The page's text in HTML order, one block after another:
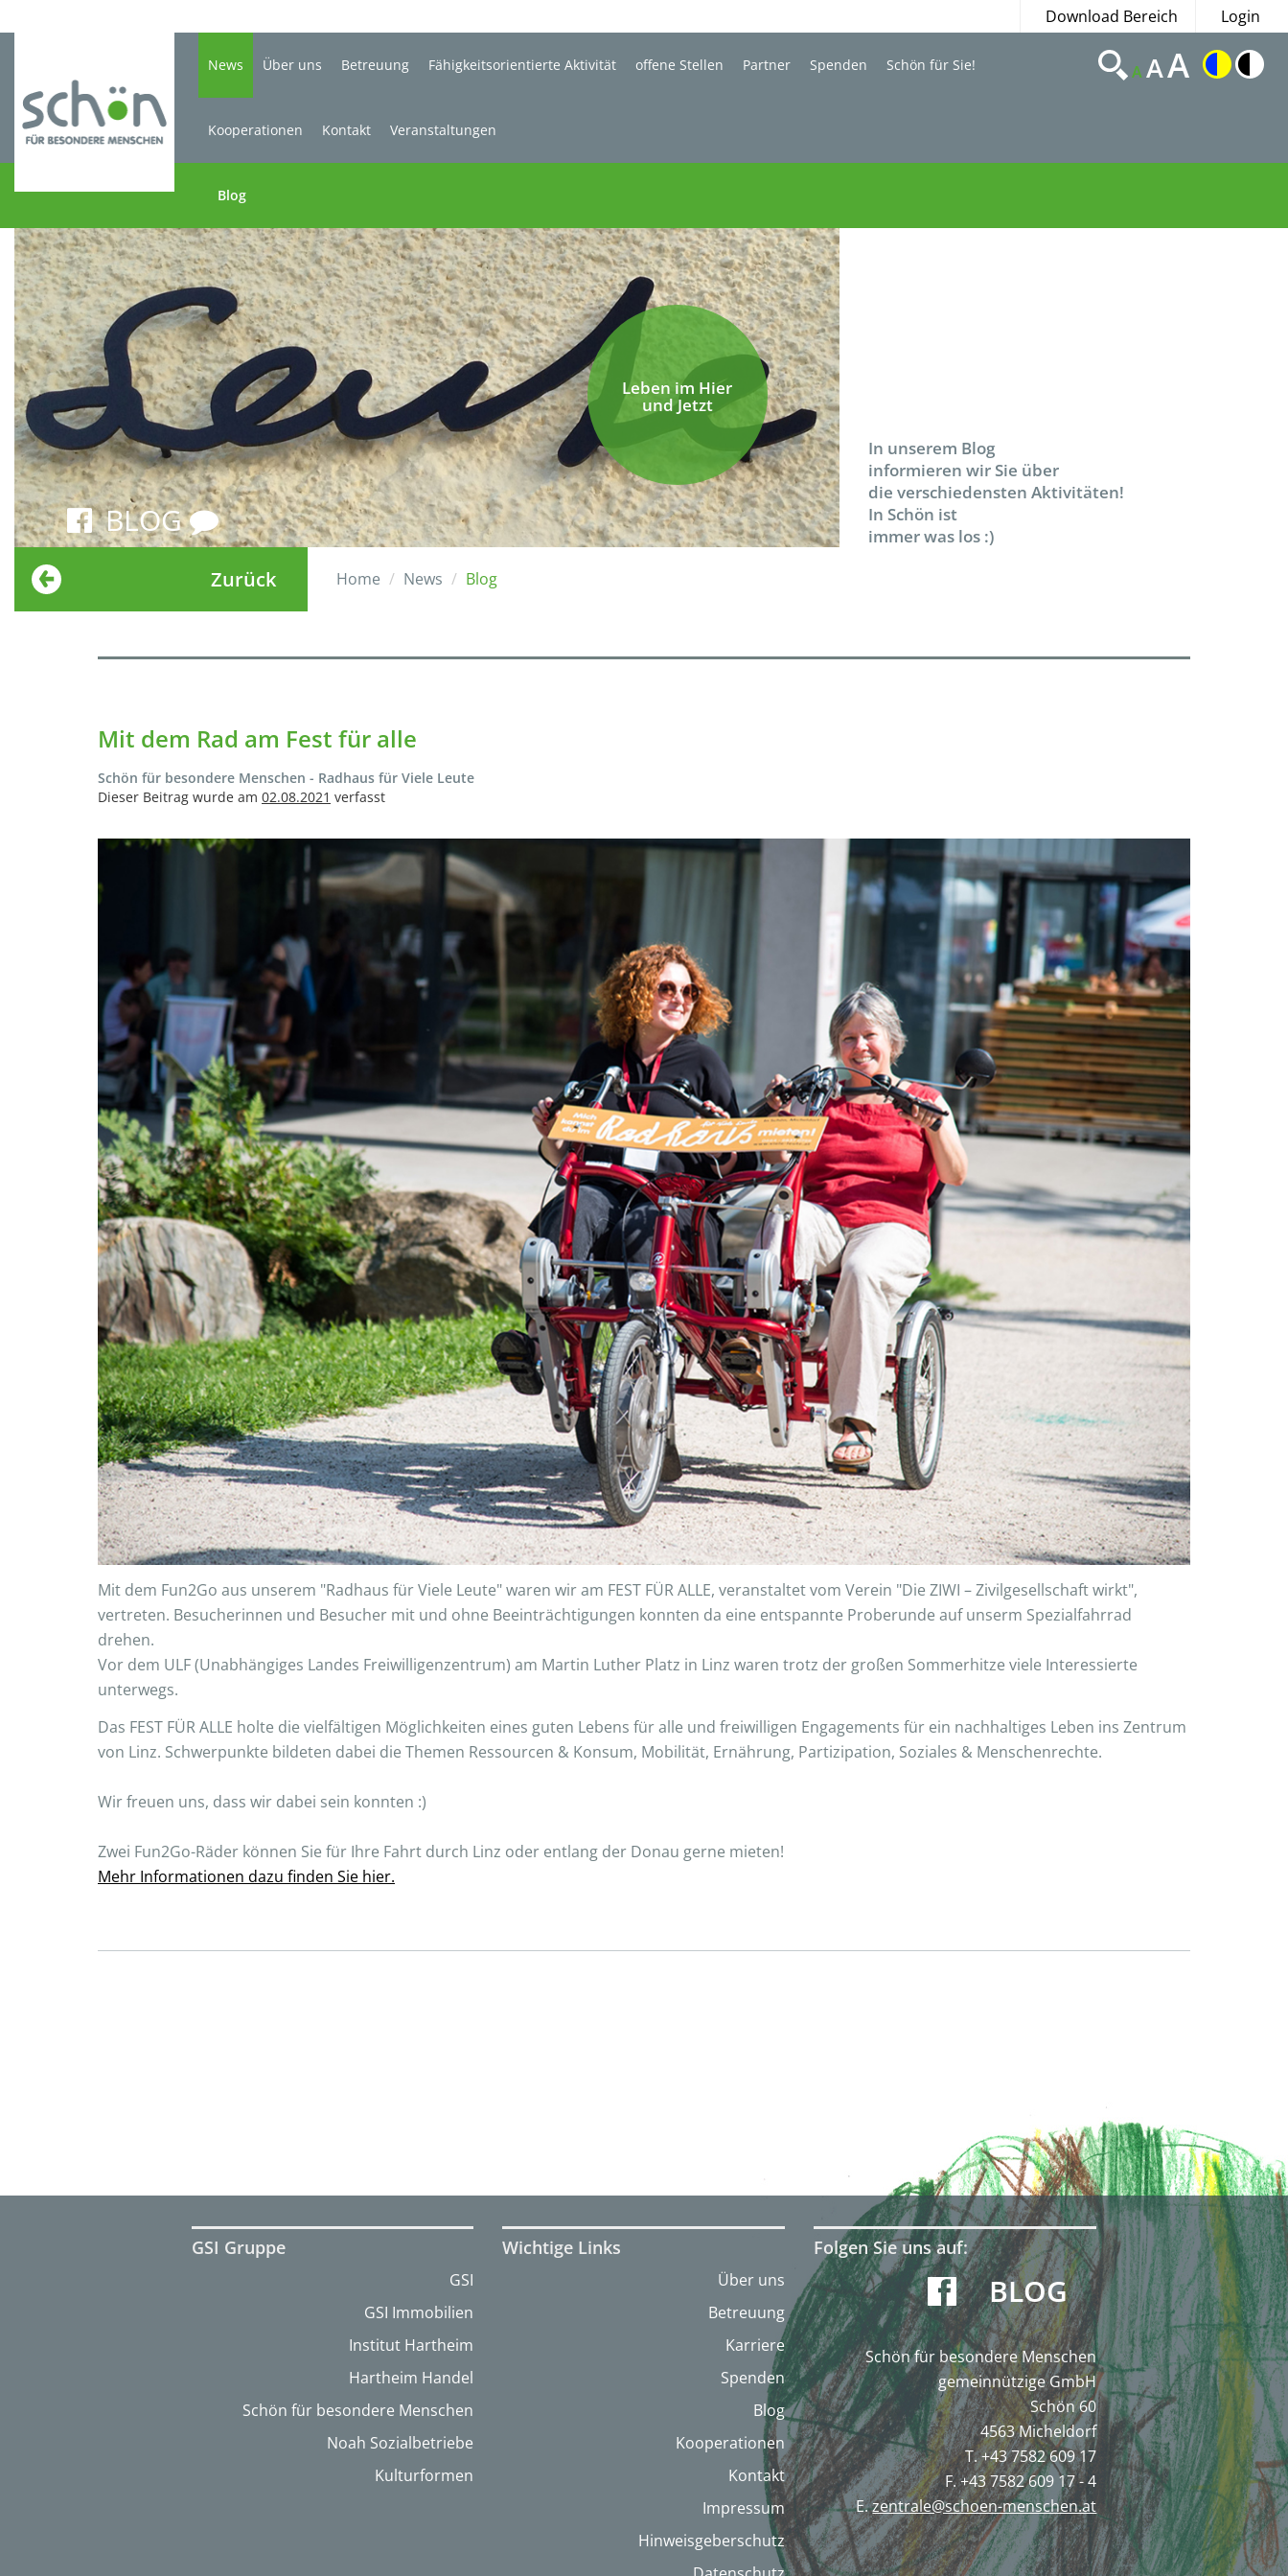
Download Bereich Login
News
Blog
Über uns Betreuung Fähigkeitsorientierte Aktivität offene Stellen Partner Spenden Schön für Sie!
Kooperationen Kontakt Veranstaltungen
AAA
Leben im Hier
und Jetzt
BLOG
In unserem Blog
informieren wir Sie über
die verschiedensten Aktivitäten!
In Schön ist
immer was los :)
Zurück Home News Blog
Mit dem Rad am Fest für alle
Schön für besondere Menschen - Radhaus für Viele Leute
Dieser Beitrag wurde am 02.08.2021 verfasst
Mit dem Fun2Go aus unserem "Radhaus für Viele Leute" waren wir am FEST FÜR ALLE, veranstaltet vom Verein "Die ZIWI – Zivilgesellschaft wirkt",
vertreten. Besucherinnen und Besucher mit und ohne Beeinträchtigungen konnten da eine entspannte Proberunde auf unserm Spezialfahrrad
drehen.
Vor dem ULF (Unabhängiges Landes Freiwilligenzentrum) am Martin Luther Platz in Linz waren trotz der großen Sommerhitze viele Interessierte
unterwegs.
Das FEST FÜR ALLE holte die vielfältigen Möglichkeiten eines guten Lebens für alle und freiwilligen Engagements für ein nachhaltiges Leben ins Zentrum
von Linz. Schwerpunkte bildeten dabei die Themen Ressourcen & Konsum, Mobilität, Ernährung, Partizipation, Soziales & Menschenrechte.
Wir freuen uns, dass wir dabei sein konnten :)
Zwei Fun2Go-Räder können Sie für Ihre Fahrt durch Linz oder entlang der Donau gerne mieten!
Mehr Informationen dazu finden Sie hier.
GSI Gruppe
GSI
GSI Immobilien
Institut Hartheim
Hartheim Handel
Schön für besondere Menschen
Noah Sozialbetriebe
Kulturformen
Wichtige Links
Über uns
Betreuung
Karriere
Spenden
Blog
Kooperationen
Kontakt
Impressum
Hinweisgeberschutz
Folgen Sie uns auf:
BLOG
Schön für besondere Menschen
gemeinnützige GmbH
Schön 60
4563 Micheldorf
T. +43 7582 609 17
F. +43 7582 609 17 - 4
E.zentrale@schoen-menschen.at